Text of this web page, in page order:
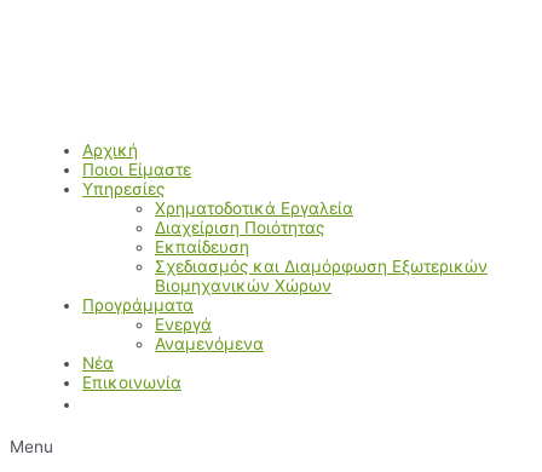
Αρχική
Ποιοι Είμαστε
Υπηρεσίες
Χρηματοδοτικά Εργαλεία
Διαχείριση Ποιότητας
Εκπαίδευση
Σχεδιασμός και Διαμόρφωση Εξωτερικών
Βιομηχανικών Χώρων
Προγράμματα
Ενεργά
Αναμενόμενα
Νέα
Επικοινωνία
Menu